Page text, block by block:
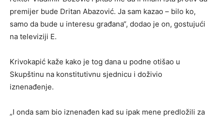
premijer bude Dritan Abazović. Ja sam kazao – bilo ko,
samo da bude u interesu građana“, dodao je on, gostujući
na televiziji E.
Krivokapić kaže kako je tog dana u podne otišao u
Skupštinu na konstitutivnu sjednicu i doživio
iznenađenje.
„I onda sam bio iznenađen kad su ipak mene predložili za